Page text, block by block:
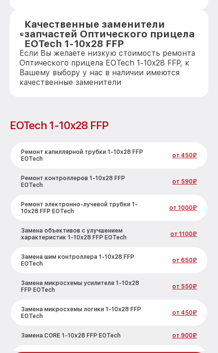
Качественные заменители
запчастей Оптического прицела
EOTech 1-10x28 FFP
Если Вы желаете низкую стоимость ремонта
Оптического прицела EOTech 1-10x28 FFP, к
Вашему выбору у нас в наличии имеются
качественные заменители
EOTech 1-10x28 FFP
Ремонт капиллярной трубки 1-10x28 FFP
EOTech
от 450₽
Ремонт контроллеров 1-10x28 FFP
EOTech
от 590₽
Ремонт электронно-лучевой трубки 1-
10x28 FFP EOTech
от 1000₽
Замена объективов с улучшением
характеристик 1-10x28 FFP EOTech
от 1100₽
Замена шим контроллера 1-10x28 FFP
EOTech
от 650₽
Замена микросхемы усилителя 1-10x28
FFP EOTech
от 550₽
Замена микросхемы логики 1-10x28 FFP
EOTech
от 450₽
Замена CORE 1-10x28 FFP EOTech от 900₽